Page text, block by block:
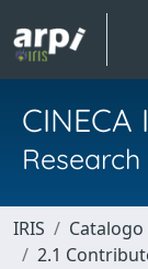
CINECA
IRIS Catalogo
2.1